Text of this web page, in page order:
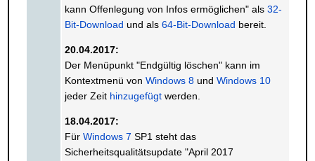
kann Offenlegung von Infos ermöglichen" als 32-
Bit-Download und als 64-Bit-Download bereit.
20.04.2017:
Der Menüpunkt "Endgültig löschen" kann im
Kontextmenü von Windows 8und Windows 10
jeder Zeit hinzugefügtwerden.
18.04.2017:
Für Windows 7 SP1 steht das
Sicherheitsqualitätsupdate "April 2017